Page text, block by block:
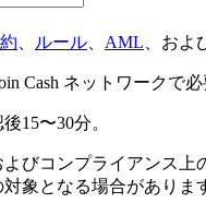
、 ルール、 AML、およ
Cash ネットワークで
15〜30分。
びコンプライアンス
象となる場合がありま